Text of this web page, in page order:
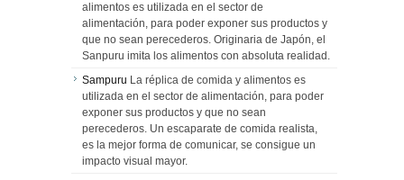
alimentos es utilizada en el sector de
alimentación, para poder exponer sus productos y
que no sean perecederos. Originaria de Japón, el
Sanpuru imita los alimentos con absoluta realidad.
Sampuru La réplica de comida y alimentos es
utilizada en el sector de alimentación, para poder
exponer sus productos y que no sean
perecederos. Un escaparate de comida realista,
es la mejor forma de comunicar, se consigue un
impacto visual mayor.